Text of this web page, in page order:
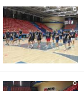
0
0